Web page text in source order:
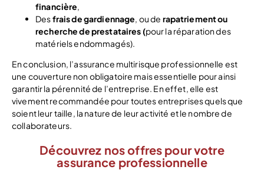
financière,
Desfrais de gardiennage, ou de rapatriement ou
recherche de prestataires (pour la réparation des
matériels endommagés).
En conclusion, l’assurance multirisque professionnelle est
une couverture non obligatoire mais essentielle pour ainsi
garantir la pérennité de l’entreprise. En effet, elle est
vivement recommandée pour toutes entreprises quels que
soient leur taille, la nature de leur activité et le nombre de
collaborateurs.
Découvrez nos offres pour votre
assurance professionnelle